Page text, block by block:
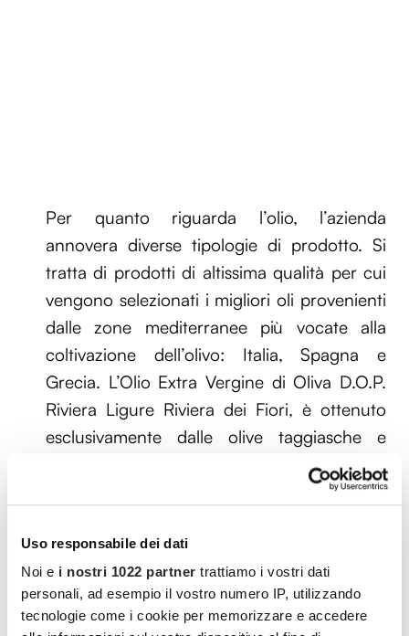
Uso responsabile dei dati
Noi e i nostri 1022 partner trattiamo i vostri dati
personali, ad esempio il vostro numero IP, utilizzando
tecnologie come i cookie per memorizzare e accedere
Per quanto riguarda l’olio, l’azienda
annovera diverse tipologie di prodotto. Si
tratta di prodotti di altissima qualità per cui
vengono selezionati i migliori oli provenienti
dalle zone mediterranee più vocate alla
coltivazione dell’olivo: Italia, Spagna e
Grecia. L’Olio Extra Vergine di Oliva D.O.P.
Riviera Ligure Riviera dei Fiori, è ottenuto
esclusivamente dalle olive taggiasche e
prodotto presso il frantoio a vista nello
stabilimento aziendale. Infine, anche per il
Fratelli Carli applica la stessa attenzione
dedicata alle altre produzione, sugellando
così l’attitudine all’eccellenza.